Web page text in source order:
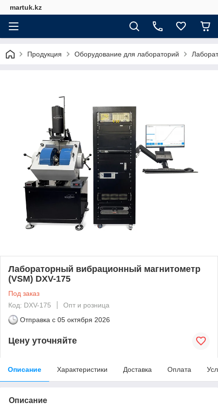
martuk.kz
Продукция Оборудование для лабораторий
Лабораторный вибрационный магнитометр
(VSM) DXV-175
Под заказ
Код: DXV-175
Опт и розница
Отправка с 05 октября 2026
Цену уточняйте
Описание Характеристики Доставка Оплата
Описание